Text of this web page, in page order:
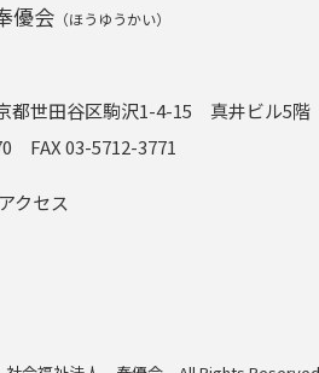
優会 （ほうゆうかい）
都世田谷区駒沢1-4-15 真井ビル5階
FAX 03-5712-3771
クセス